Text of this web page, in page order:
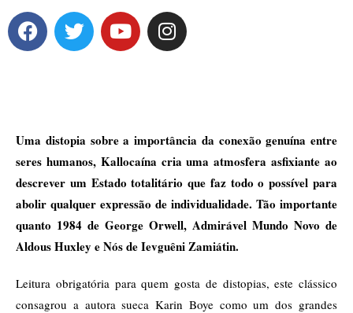
Uma distopia sobre a importância da conexão genuína entre
seres humanos, Kallocaína cria uma atmosfera asfixiante ao
descrever um Estado totalitário que faz todo o possível para
abolir qualquer expressão de individualidade. Tão importante
quanto 1984 de George Orwell, Admirável Mundo Novo de
Aldous Huxley e Nós de Ievguêni Zamiátin.
Leitura obrigatória para quem gosta de distopias, este clássico
consagrou a autora sueca Karin Boye como um dos grandes